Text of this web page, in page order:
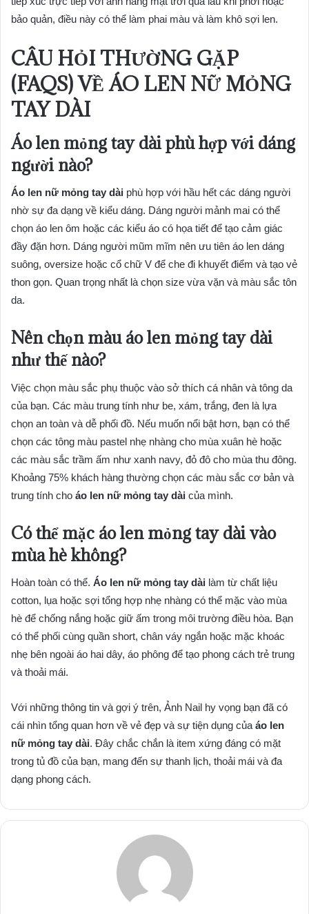
bảo quản, điều này có thể làm phai màu và làm khô sợi len.
CÂU HỎI THƯỜNG GẶP
(FAQS) VỀ ÁO LEN NỮ MỎNG
TAY DÀI
Áo len mỏng tay dài phù hợp với dáng
người nào?
Áo len nữ mỏng tay dài phù hợp với hầu hết các dáng người
nhờ sự đa dạng về kiểu dáng. Dáng người mảnh mai có thể
chọn áo len ôm hoặc các kiểu áo có họa tiết để tạo cảm giác
đầy đặn hơn. Dáng người mũm mĩm nên ưu tiên áo len dáng
suông, oversize hoặc cổ chữ V để che đi khuyết điểm và tạo vẻ
thon gọn. Quan trọng nhất là chọn size vừa vặn và màu sắc tôn
da.
Nên chọn màu áo len mỏng tay dài
như thế nào?
Việc chọn màu sắc phụ thuộc vào sở thích cá nhân và tông da
của bạn. Các màu trung tính như be, xám, trắng, đen là lựa
chọn an toàn và dễ phối đồ. Nếu muốn nổi bật hơn, bạn có thể
chọn các tông màu pastel nhẹ nhàng cho mùa xuân hè hoặc
các màu sắc trầm ấm như xanh navy, đỏ đô cho mùa thu đông.
Khoảng 75% khách hàng thường chọn các màu sắc cơ bản và
trung tính cho áo len nữ mỏng tay dài của mình.
Có thể mặc áo len mỏng tay dài vào
mùa hè không?
Hoàn toàn có thể. Áo len nữ mỏng tay dài làm từ chất liệu
cotton, lụa hoặc sợi tổng hợp nhẹ nhàng có thể mặc vào mùa
hè để chống nắng hoặc giữ ấm trong môi trường điều hòa. Bạn
có thể phối cùng quần short, chân váy ngắn hoặc mặc khoác
nhẹ bên ngoài áo hai dây, áo phông để tạo phong cách trẻ trung
và thoải mái.
Với những thông tin và gợi ý trên, Ảnh Nail hy vọng bạn đã có
cái nhìn tổng quan hơn về vẻ đẹp và sự tiện dụng của áo len
nữ mỏng tay dài. Đây chắc chắn là item xứng đáng có mặt
trong tủ đồ của bạn, mang đến sự thanh lịch, thoải mái và đa
dạng phong cách.